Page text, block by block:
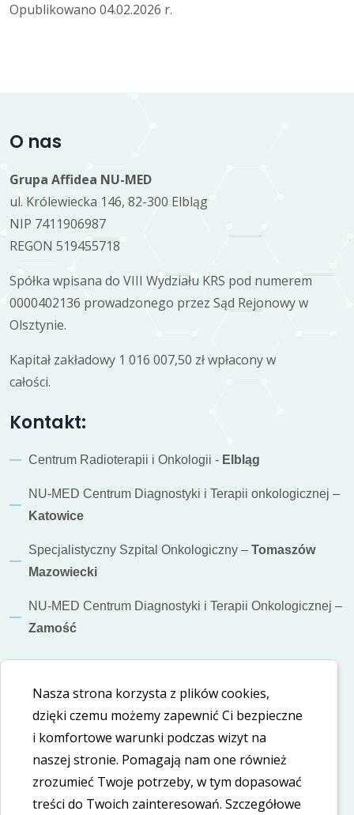
Opublikowano 04.02.2026 r.
O nas
Grupa Affidea NU-MED
ul. Królewiecka 146, 82-300 Elbląg
NIP 7411906987
REGON 519455718
Spółka wpisana do VIII Wydziału KRS pod numerem
0000402136 prowadzonego przez Sąd Rejonowy w
Olsztynie.
Kapitał zakładowy 1 016 007,50 zł wpłacony w
całości.
Kontakt:
Centrum Radioterapii i Onkologii - Elbląg
NU-MED Centrum Diagnostyki i Terapii onkologicznej –
Katowice
Specjalistyczny Szpital Onkologiczny – Tomaszów
Mazowiecki
NU-MED Centrum Diagnostyki i Terapii Onkologicznej –
Zamość
Polityka prywatności
Deklaracja dostępności
Nasza strona korzysta z plików cookies,
dzięki czemu możemy zapewnić Ci bezpieczne
i komfortowe warunki podczas wizyt na
naszej stronie. Pomagają nam one również
zrozumieć Twoje potrzeby, w tym dopasować
treści do Twoich zainteresowań. Szczegółowe